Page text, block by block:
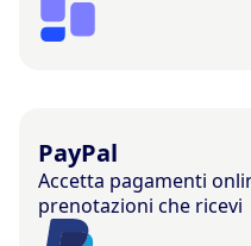
PayPal
Accetta pagamenti
prenotazioni che ricevi